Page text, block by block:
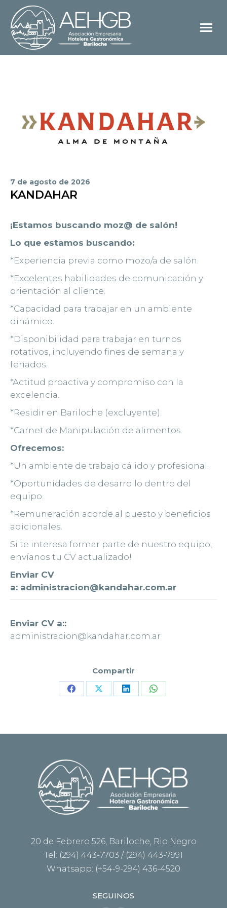
7 de agosto de 2026
KANDAHAR
¡Estamos buscando moz@ de salón!
Lo que estamos buscando:
*Experiencia previa como mozo/a de salón.
*Excelentes habilidades de comunicación y
orientación al cliente.
*Capacidad para trabajar en un ambiente
dinámico.
*Disponibilidad para trabajar en turnos
rotativos, incluyendo fines de semana y
feriados.
*Actitud proactiva y compromiso con la
excelencia.
*Residir en Bariloche (excluyente).
*Carnet de Manipulación de alimentos.
Ofrecemos:
*Un ambiente de trabajo cálido y profesional.
*Oportunidades de desarrollo dentro del
equipo.
*Remuneración acorde al puesto y beneficios
adicionales.
Si te interesa formar parte de nuestro equipo,
envíanos tu CV actualizado!
Enviar CV
a: administracion@kandahar.com.ar
Enviar CV a::
administracion@kandahar.com.ar
Compartir
Share Share Share Share
20 de Febrero 526, Bariloche, Rio Negro
Tel: (294) 443-7703 / (294) 443-7991
Whatsapp: (+54-9-294) 436-4520
SEGUINOS